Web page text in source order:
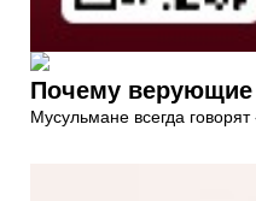
Почему
Мусульмане всегда